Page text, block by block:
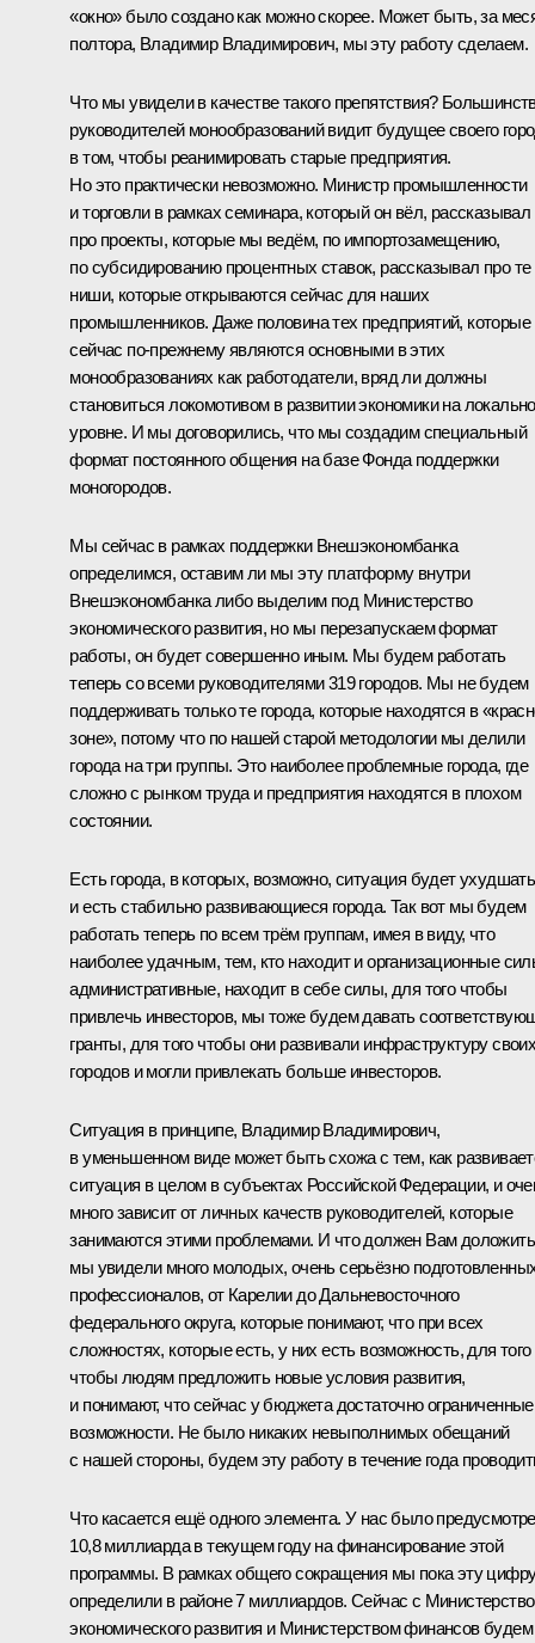
«окно» было создано как можно скорее. Может быть, за
полтора, Владимир Владимирович, мы эту работу сделаем.
Что мы увидели в качестве такого препятствия?
руководителей монообразований видит будущее своего
в том, чтобы реанимировать старые предприятия.
Но это практически невозможно. Министр промышленности
и торговли в рамках семинара, который он вёл, рассказывал
про проекты, которые мы ведём, по импортозамещению,
по субсидированию процентных ставок, рассказывал про те
ниши, которые открываются сейчас для наших
промышленников. Даже половина тех предприятий, которые
сейчас по‑прежнему являются основными в этих
монообразованиях как работодатели, вряд ли должны
становиться локомотивом в развитии экономики на
уровне. И мы договорились, что мы создадим специальный
формат постоянного общения на базе Фонда поддержки
моногородов.
Мы сейчас в рамках поддержки Внешэкономбанка
определимся, оставим ли мы эту платформу внутри
Внешэкономбанка либо выделим под Министерство
экономического развития, но мы перезапускаем формат
работы, он будет совершенно иным. Мы будем работать
теперь со всеми руководителями 319 городов. Мы не будем
поддерживать только те города, которые находятся в
зоне», потому что по нашей старой методологии мы делили
города на три группы. Это наиболее проблемные города, где
сложно с рынком труда и предприятия находятся в плохом
состоянии.
Есть города, в которых, возможно, ситуация будет
и есть стабильно развивающиеся города. Так вот мы будем
работать теперь по всем трём группам, имея в виду, что
наиболее удачным, тем, кто находит и организационные
административные, находит в себе силы, для того чтобы
привлечь инвесторов, мы тоже будем давать
гранты, для того чтобы они развивали инфраструктуру
городов и могли привлекать больше инвесторов.
Ситуация в принципе, Владимир Владимирович,
в уменьшенном виде может быть схожа с тем, как
ситуация в целом в субъектах Российской Федерации, и
много зависит от личных качеств руководителей, которые
занимаются этими проблемами. И что должен Вам
мы увидели много молодых, очень серьёзно
профессионалов, от Карелии до Дальневосточного
федерального округа, которые понимают, что при всех
сложностях, которые есть, у них есть возможность, для того
чтобы людям предложить новые условия развития,
и понимают, что сейчас у бюджета достаточно ограниченные
возможности. Не было никаких невыполнимых обещаний
с нашей стороны, будем эту работу в течение года
Что касается ещё одного элемента. У нас было
10,8 миллиарда в текущем году на финансирование этой
программы. В рамках общего сокращения мы пока эту
определили в районе 7 миллиардов. Сейчас с
экономического развития и Министерством финансов будем